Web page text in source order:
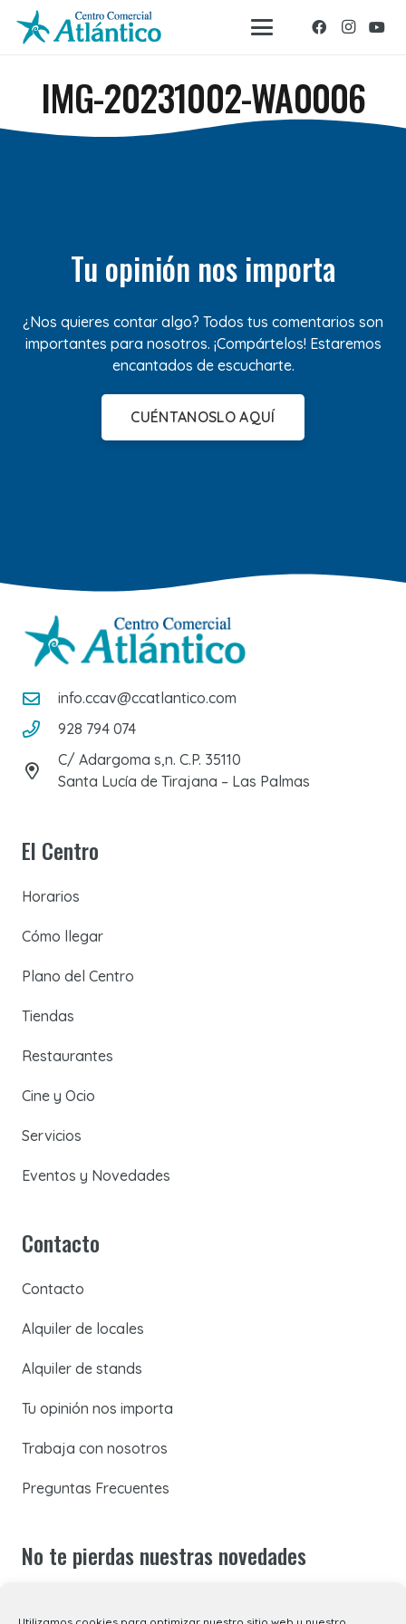
IMG-20231002-WA0006
Tu opinión nos importa
¿Nos quieres contar algo? Todos tus comentarios son
importantes para nosotros. ¡Compártelos! Estaremos
encantados de escucharte.
CUÉNTANOSLO AQUÍ
info.ccav@ccatlantico.com
928 794 074
C/ Adargoma s,n. C.P. 35110
Santa Lucía de Tirajana – Las Palmas
El Centro
Horarios
Cómo llegar
Plano del Centro
Tiendas
Restaurantes
Cine y Ocio
Servicios
Eventos y Novedades
Contacto
Contacto
Alquiler de locales
Alquiler de stands
Tu opinión nos importa
Trabaja con nosotros
Preguntas Frecuentes
No te pierdas nuestras novedades